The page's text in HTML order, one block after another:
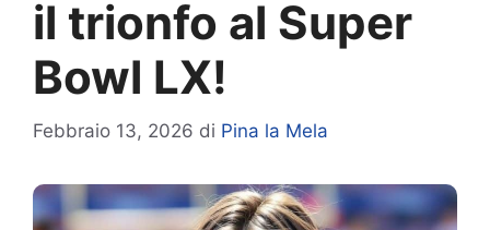
il trionfo al Super
Bowl LX!
Febbraio 13, 2026 di Pina la Mela